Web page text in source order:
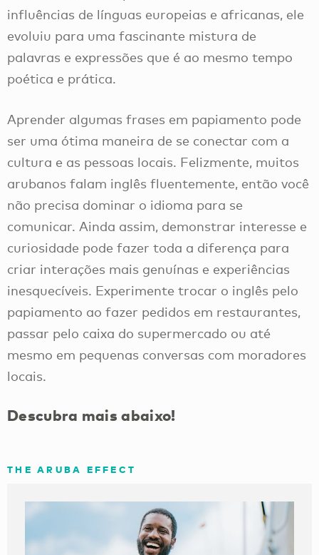
influências de línguas europeias e africanas, ele
evoluiu para uma fascinante mistura de
palavras e expressões que é ao mesmo tempo
poética e prática.
Aprender algumas frases em papiamento pode
ser uma ótima maneira de se conectar com a
cultura e as pessoas locais. Felizmente, muitos
arubanos falam inglês fluentemente, então você
não precisa dominar o idioma para se
comunicar. Ainda assim, demonstrar interesse e
curiosidade pode fazer toda a diferença para
criar interações mais genuínas e experiências
inesquecíveis. Experimente trocar o inglês pelo
papiamento ao fazer pedidos em restaurantes,
passar pelo caixa do supermercado ou até
mesmo em pequenas conversas com moradores
locais.
Descubra mais abaixo!
THE ARUBA EFFECT